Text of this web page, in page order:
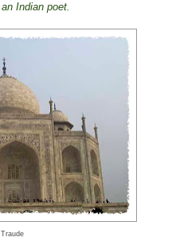
an Indian poet.